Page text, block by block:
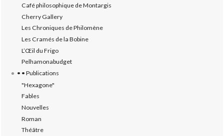
Café philosophique de Montargis
Cherry Gallery
Les Chroniques de Philomène
Les Cramés de la Bobine
L’‎Œil du Frigo
Pelhamonabudget
• • Publications
"Hexagone"
Fables
Nouvelles
Roman
Théâtre